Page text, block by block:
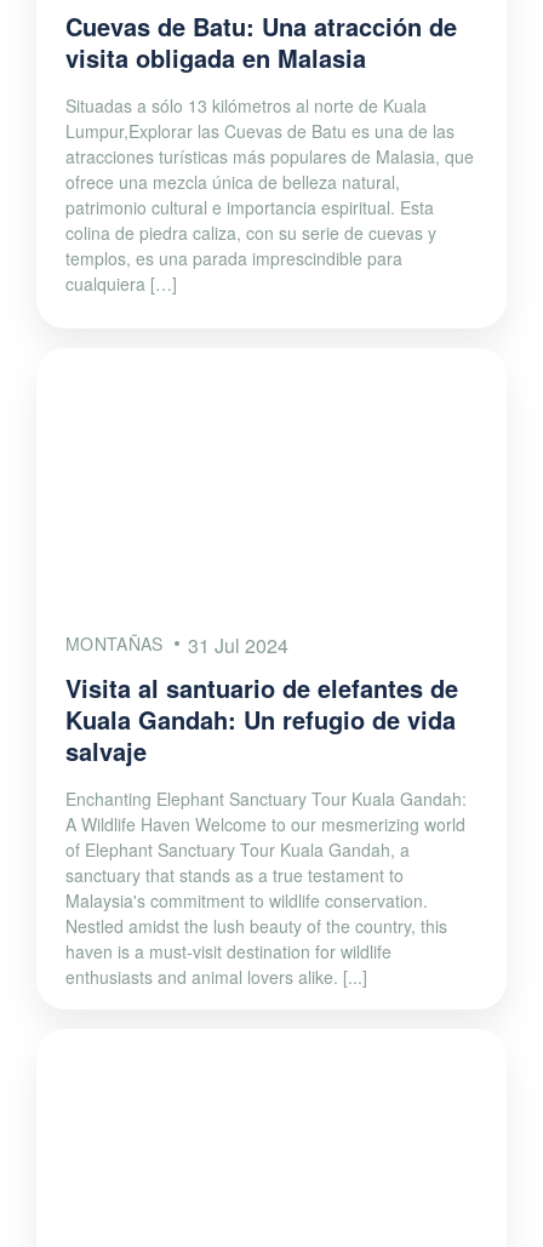
Cuevas de Batu: Una atracción de
visita obligada en Malasia
Situadas a sólo 13 kilómetros al norte de Kuala
Lumpur,Explorar las Cuevas de Batu es una de las
atracciones turísticas más populares de Malasia, que
ofrece una mezcla única de belleza natural,
patrimonio cultural e importancia espiritual. Esta
colina de piedra caliza, con su serie de cuevas y
templos, es una parada imprescindible para
cualquiera […]
MONTAÑAS 31 Jul 2024
Visita al santuario de elefantes de
Kuala Gandah: Un refugio de vida
salvaje
Enchanting Elephant Sanctuary Tour Kuala Gandah:
A Wildlife Haven Welcome to our mesmerizing world
of Elephant Sanctuary Tour Kuala Gandah, a
sanctuary that stands as a true testament to
Malaysia's commitment to wildlife conservation.
Nestled amidst the lush beauty of the country, this
haven is a must-visit destination for wildlife
enthusiasts and animal lovers alike. [...]